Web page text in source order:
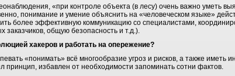
«при контроле объекта (в лесу) очень важно уметь
понимание и умение объяснить на «человеческом языке»
более эффективную коммуникацию со специалистами,
общую безопасность и т.д.).
хакеров и работать на опережение?
«понимать» всё многообразие угроз и рисков, а также иметь
принцип, избавлен от необходимости запоминать сотни фактов.